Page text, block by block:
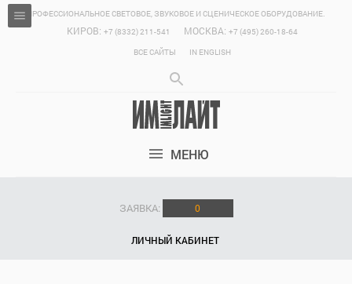
ПРОФЕССИОНАЛЬНОЕ СВЕТОВОЕ, ЗВУКОВОЕ И СЦЕНИЧЕСКОЕ ОБОРУДОВАНИЕ.
КИРОВ: +7 (8332) 211-541 МОСКВА: +7 (495) 260-18-64
ВСЕ САЙТЫ
IN ENGLISH
МЕНЮ
ЗАЯВКА: 0
ЛИЧНЫЙ КАБИНЕТ